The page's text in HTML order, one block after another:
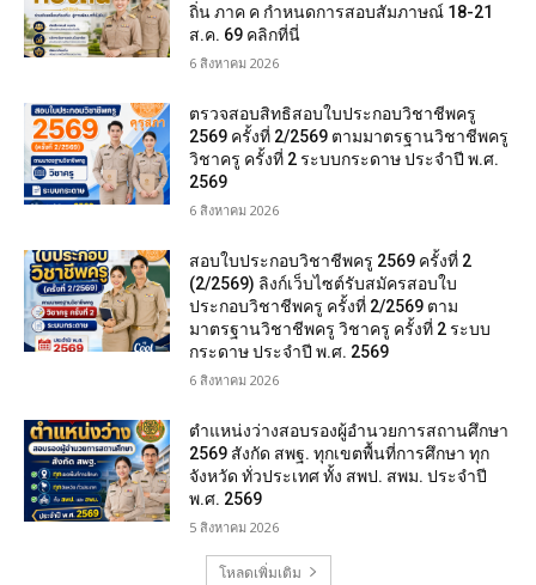
ถิ่น ภาค ค กำหนดการสอบสัมภาษณ์ 18-21
ส.ค. 69 คลิกที่นี่
6 สิงหาคม 2026
ตรวจสอบสิทธิสอบใบประกอบวิชาชีพครู
2569 ครั้งที่ 2/2569 ตามมาตรฐานวิชาชีพครู
วิชาครู ครั้งที่ 2 ระบบกระดาษ ประจำปี พ.ศ.
2569
6 สิงหาคม 2026
สอบใบประกอบวิชาชีพครู 2569 ครั้งที่ 2
(2/2569) ลิงก์เว็บไซต์รับสมัครสอบใบ
ประกอบวิชาชีพครู ครั้งที่ 2/2569 ตาม
มาตรฐานวิชาชีพครู วิชาครู ครั้งที่ 2 ระบบ
กระดาษ ประจำปี พ.ศ. 2569
6 สิงหาคม 2026
ตำแหน่งว่างสอบรองผู้อำนวยการสถานศึกษา
2569 สังกัด สพฐ. ทุกเขตพื้นที่การศึกษา ทุก
จังหวัด ทั่วประเทศ ทั้ง สพป. สพม. ประจำปี
พ.ศ. 2569
5 สิงหาคม 2026
โหลดเพิ่มเติม